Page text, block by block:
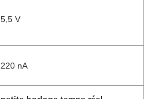
5,5 V
220 nA